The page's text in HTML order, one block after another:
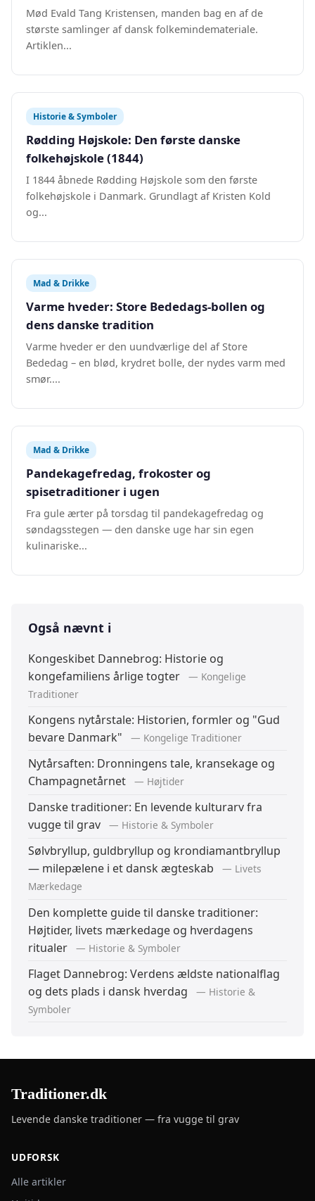
Mød Evald Tang Kristensen, manden bag en af de
største samlinger af dansk folkemindemateriale.
Artiklen...
Historie & Symboler
Rødding Højskole: Den første danske
folkehøjskole (1844)
I 1844 åbnede Rødding Højskole som den første
folkehøjskole i Danmark. Grundlagt af Kristen Kold
og...
Mad & Drikke
Varme hveder: Store Bededags-bollen og
dens danske tradition
Varme hveder er den uundværlige del af Store
Bededag – en blød, krydret bolle, der nydes varm med
smør....
Mad & Drikke
Pandekagefredag, frokoster og
spisetraditioner i ugen
Fra gule ærter på torsdag til pandekagefredag og
søndagsstegen — den danske uge har sin egen
kulinariske...
Også nævnt i
Kongeskibet Dannebrog: Historie og
kongefamiliens årlige togter
— Kongelige
Traditioner
Kongens nytårstale: Historien, formler og "Gud
bevare Danmark"
— Kongelige Traditioner
Nytårsaften: Dronningens tale, kransekage og
Champagnetårnet
— Højtider
Danske traditioner: En levende kulturarv fra
vugge til grav
— Historie & Symboler
Sølvbryllup, guldbryllup og krondiamantbryllup
— milepælene i et dansk ægteskab
— Livets
Mærkedage
Den komplette guide til danske traditioner:
Højtider, livets mærkedage og hverdagens
ritualer
— Historie & Symboler
Flaget Dannebrog: Verdens ældste nationalflag
og dets plads i dansk hverdag
— Historie &
Symboler
Traditioner.dk
Levende danske traditioner — fra vugge til grav
UDFORSK
Alle artikler